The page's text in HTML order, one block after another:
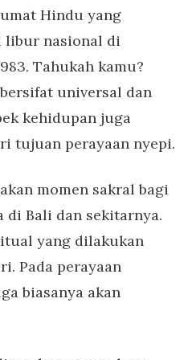
Hindu yang
libur nasional di
Tahukah kamu?
universal dan
kehidupan juga
tujuan perayaan nyepi.
momen sakral bagi
di Bali dan sekitarnya.
yang dilakukan
Pada perayaan
biasanya akan